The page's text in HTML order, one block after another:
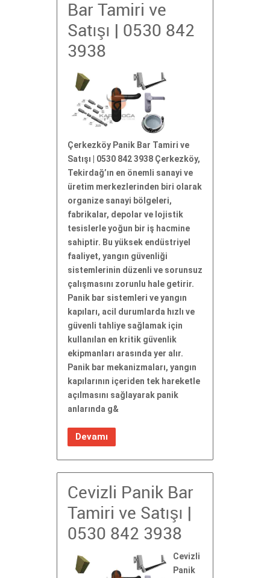
Bar Tamiri ve
Satışı | 0530 842
3938
Çerkezköy Panik Bar Tamiri ve
Satışı | 0530 842 3938 Çerkezköy,
Tekirdağ’ın en önemli sanayi ve
üretim merkezlerinden biri olarak
organize sanayi bölgeleri,
fabrikalar, depolar ve lojistik
tesislerle yoğun bir iş hacmine
sahiptir. Bu yüksek endüstriyel
faaliyet, yangın güvenliği
sistemlerinin düzenli ve sorunsuz
çalışmasını zorunlu hale getirir.
Panik bar sistemleri ve yangın
kapıları, acil durumlarda hızlı ve
güvenli tahliye sağlamak için
kullanılan en kritik güvenlik
ekipmanları arasında yer alır.
Panik bar mekanizmaları, yangın
kapılarının içeriden tek hareketle
açılmasını sağlayarak panik
anlarında g&
Devamı
Cevizli Panik Bar
Tamiri ve Satışı |
0530 842 3938
Cevizli
Panik